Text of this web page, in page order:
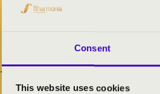
Consent
This website uses cookies
Szolnok
Jász-Nagykun-